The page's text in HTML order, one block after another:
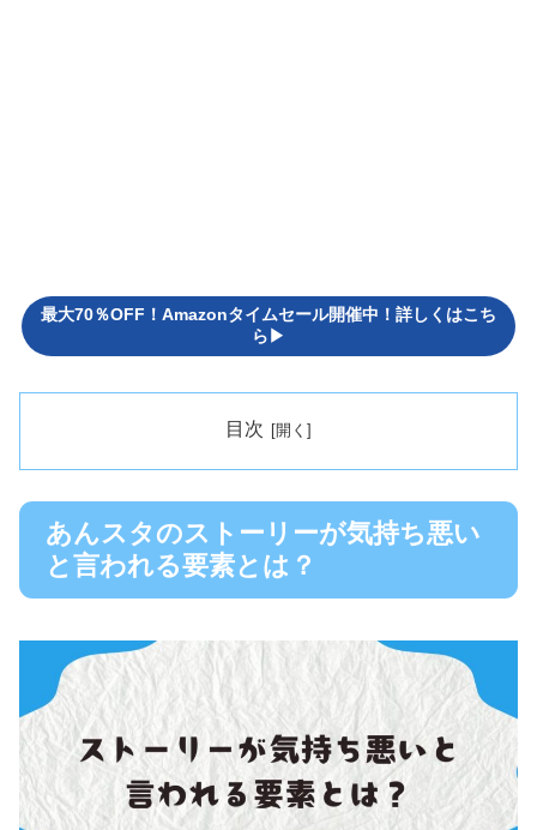
最大70％OFF！Amazonタイムセール開催中！詳しくはこち
ら▶
目次
あんスタのストーリーが気持ち悪い
と言われる要素とは？